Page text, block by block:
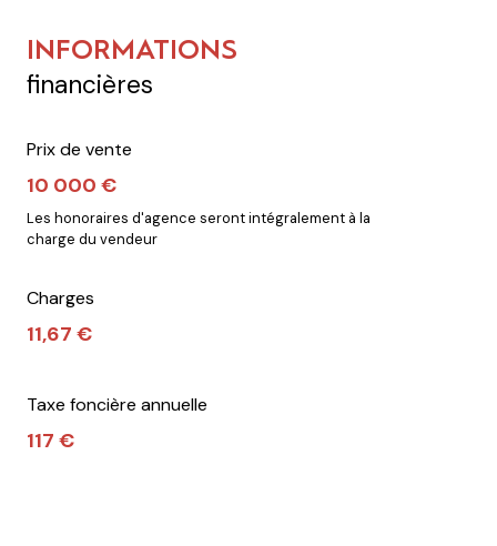
INFORMATIONS
financières
Prix de vente
10 000 €
Les honoraires d'agence seront intégralement à la
charge du vendeur
Charges
11,67 €
Taxe foncière annuelle
117 €